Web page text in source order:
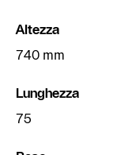
Altezza
740 mm
Lunghezza
75